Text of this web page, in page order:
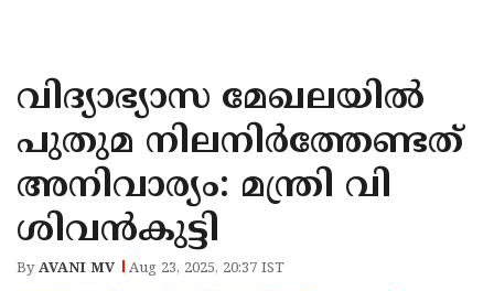
KANNUR
KASARAGOD
വിദ്യാഭ്യാസ മേഖലയിൽ
പുതുമ നിലനിർത്തേണ്ടത്
അനിവാര്യം: മന്ത്രി വി
ശിവൻകുട്ടി
ByAVANI MV Aug 23, 2025, 20:37 IST